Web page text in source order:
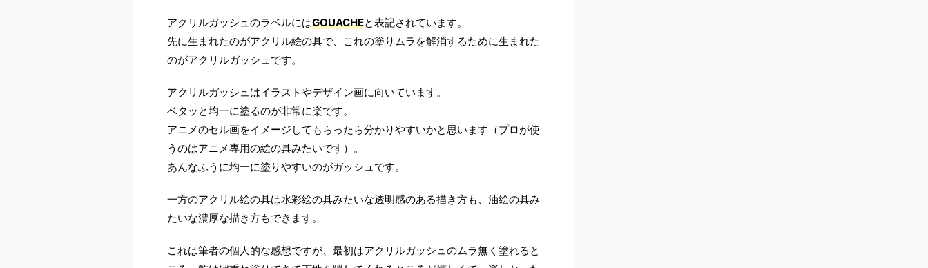
アクリルガッシュのラベルにはGOUACHEと表記されています。
先に生まれたのがアクリル絵の具で、これの塗りムラを解消するために生まれた
のがアクリルガッシュです。
アクリルガッシュはイラストやデザイン画に向いています。
ベタッと均一に塗るのが非常に楽です。
アニメのセル画をイメージしてもらったら分かりやすいかと思います（プロが使
うのはアニメ専用の絵の具みたいです）。
あんなふうに均一に塗りやすいのがガッシュです。
一方のアクリル絵の具は水彩絵の具みたいな透明感のある描き方も、油絵の具み
たいな濃厚な描き方もできます。
これは筆者の個人的な感想ですが、最初はアクリルガッシュのムラ無く塗れると